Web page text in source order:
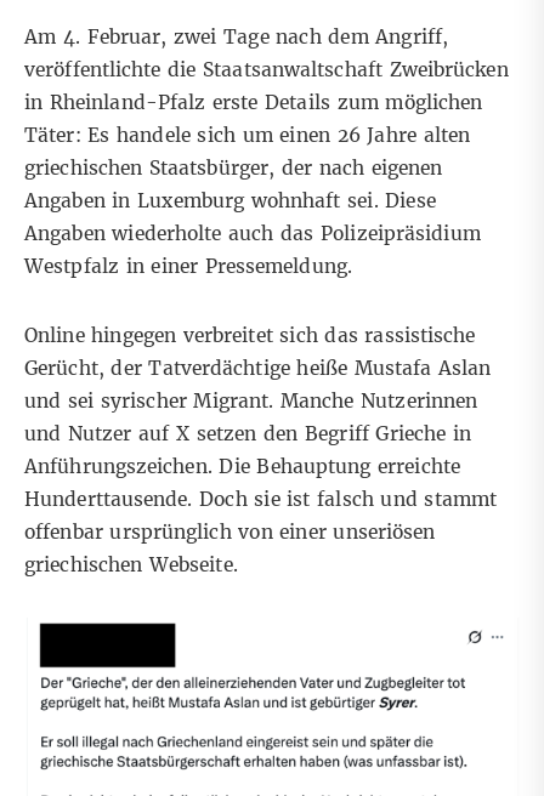
Am 4. Februar, zwei Tage nach dem Angriff,
veröffentlichte die Staatsanwaltschaft Zweibrücken
in Rheinland-Pfalz erste Details zum möglichen
Täter: Es handele sich um einen 26 Jahre alten
griechischen Staatsbürger, der nach eigenen
Angaben in Luxemburg wohnhaft sei. Diese
Angaben wiederholte auch das Polizeipräsidium
Westpfalz in einer Pressemeldung.
Online hingegen verbreitetsich das rassistische
Gerücht, der Tatverdächtige heiße Mustafa Aslan
und sei syrischer Migrant. MancheNutzerinnen
und Nutzer auf X setzen den Begriff Grieche in
Anführungszeichen. Die Behauptung erreichte
Hunderttausende. Doch sie ist falsch und stammt
offenbar ursprünglich von einer unseriösen
griechischen Webseite.